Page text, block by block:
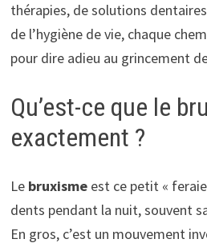
thérapies, de solutions
de l’hygiène de vie, chaque
pour dire adieu au grincement
Qu’est-ce que le
exactement ?
Le bruxismeest ce petit «
dents pendant la nuit, souvent
En gros, c’est un mouvement